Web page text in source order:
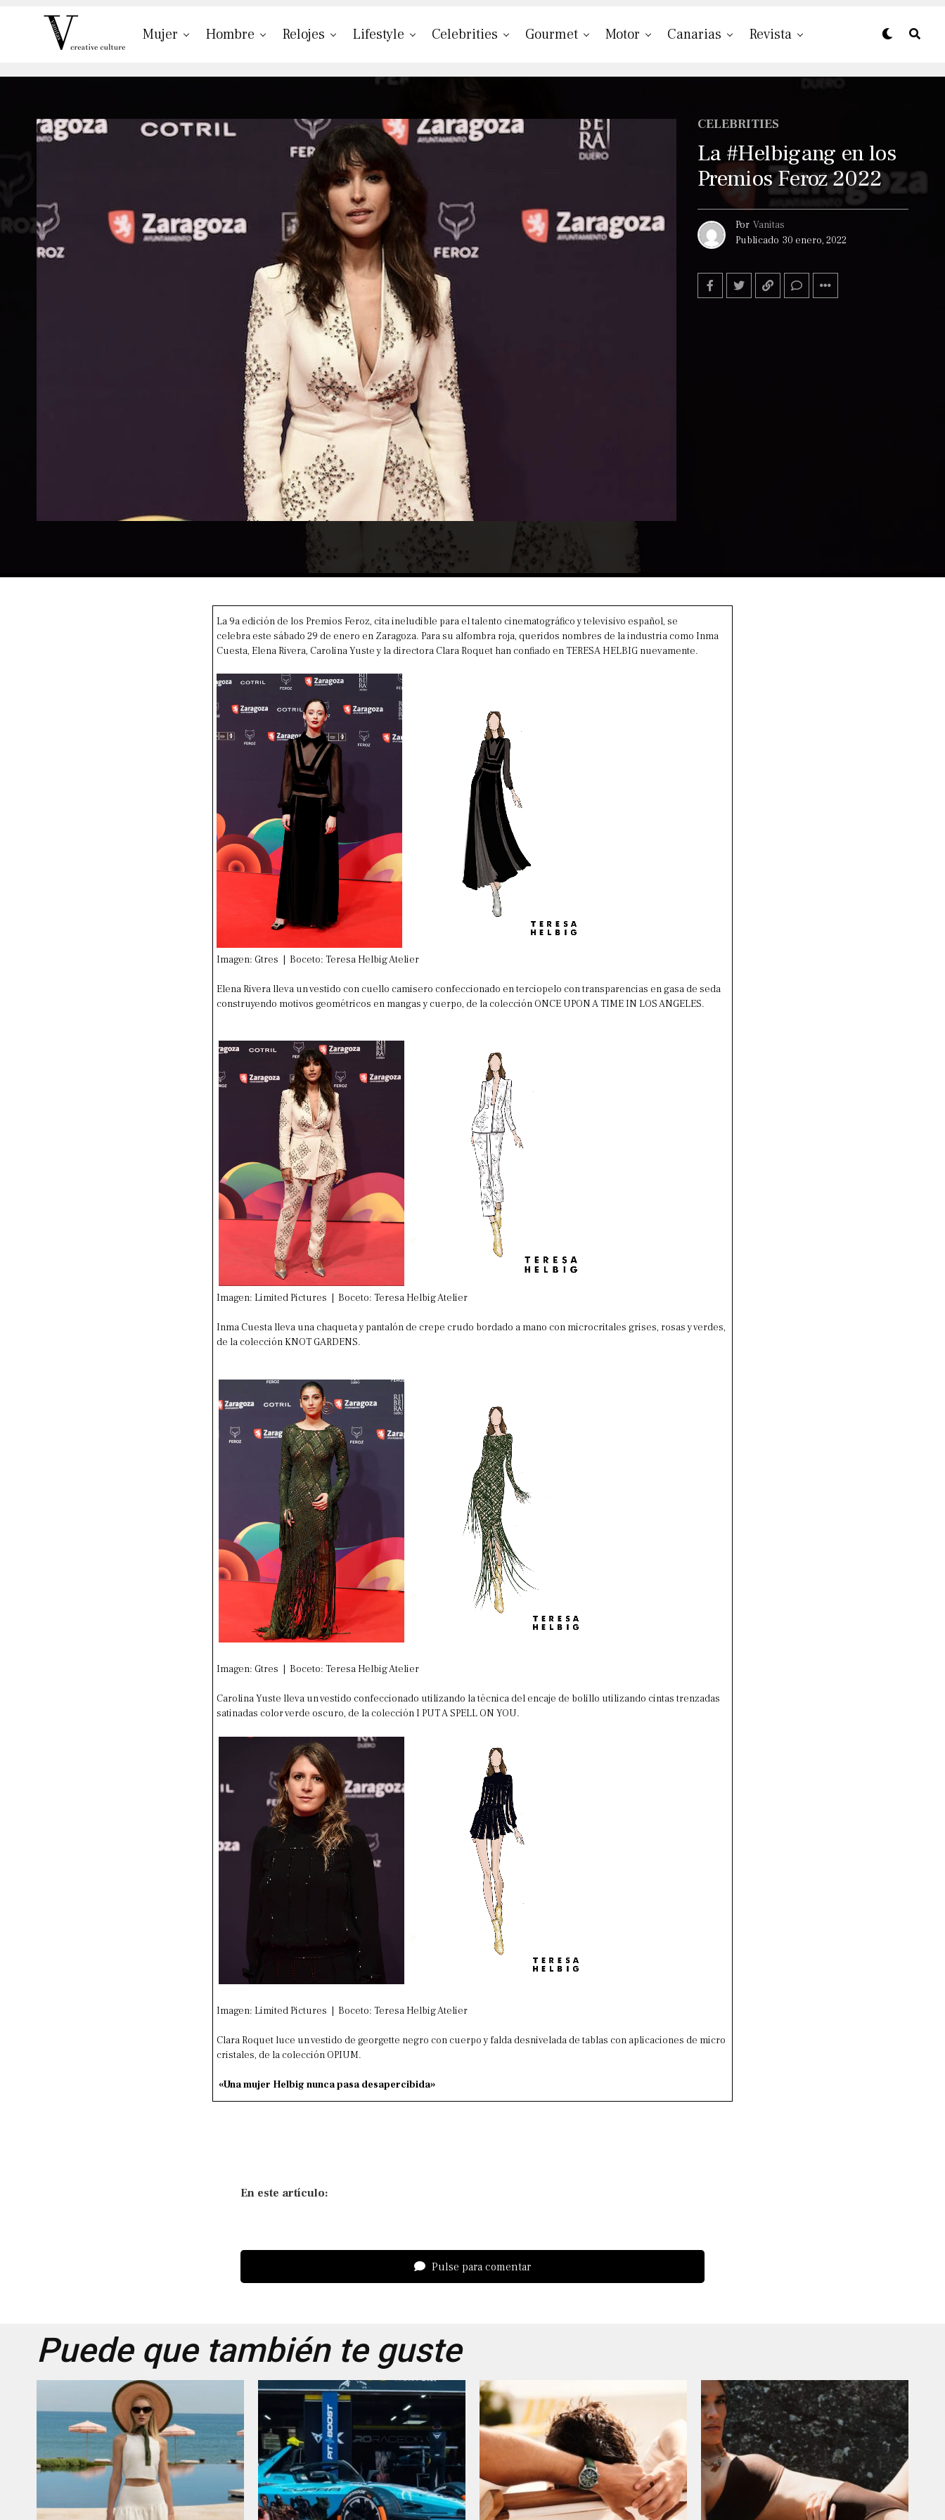
Mujer Hombre Relojes Lifestyle Celebrities Gourmet Motor Canarias Revista
CELEBRITIES
La #Helbigang en los
Premios Feroz 2022
Por Vanitas
Publicado 30 enero, 2022
La 9a edición de los Premios Feroz, cita ineludible para el talento cinematográfico y televisivo español, se
celebra este sábado 29 de enero en Zaragoza. Para su alfombra roja, queridos nombres de la industria como Inma
Cuesta, Elena Rivera, Carolina Yuste y la directora Clara Roquet han confiado en TERESA HELBIG nuevamente.
Imagen: Gtres | Boceto: Teresa Helbig Atelier
Elena Rivera lleva un vestido con cuello camisero confeccionado en terciopelo con transparencias en gasa de seda
construyendo motivos geométricos en mangas y cuerpo, de la colección ONCE UPON A TIME IN LOS ANGELES.
Imagen: Limited Pictures | Boceto: Teresa Helbig Atelier
Inma Cuesta lleva una chaqueta y pantalón de crepe crudo bordado a mano con microcritales grises, rosas y verdes,
de la colección KNOT GARDENS.
Imagen: Gtres | Boceto: Teresa Helbig Atelier
Carolina Yuste lleva un vestido confeccionado utilizando la técnica del encaje de bolillo utilizando cintas trenzadas
satinadas color verde oscuro, de la colección I PUT A SPELL ON YOU.
Imagen: Limited Pictures | Boceto: Teresa Helbig Atelier
Clara Roquet luce un vestido de georgette negro con cuerpo y falda desnivelada de tablas con aplicaciones de micro
cristales, de la colección OPIUM.
«Una mujer Helbig nunca pasa desapercibida»
En este artículo:
Pulse para comentar
Puede que también te guste